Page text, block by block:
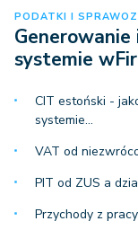
PODATKI I
Generowanie
systemie
CIT estoński -
systemie…
VAT od
PIT od ZUS a
Przychody z